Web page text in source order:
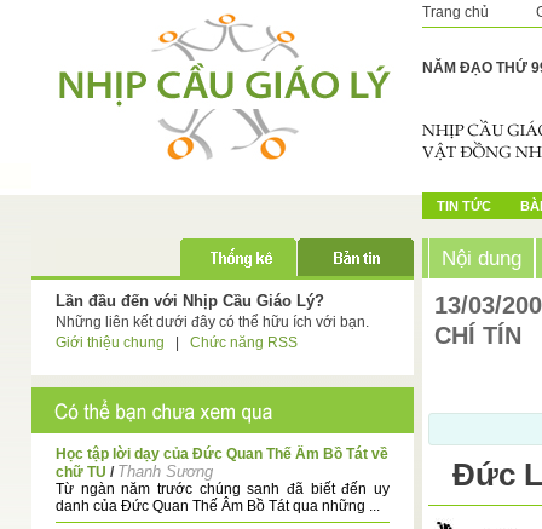
Trang chủ
NĂM ĐẠO THỨ
TIN TỨC
Lần đầu đến với Nhịp Cầu Giáo Lý?
Những liên kết dưới đây có thể hữu ích với bạn.
Giới thiệu chung
Chức năng RSS
Học tập lời dạy của Đức Quan Thế Âm Bồ Tát về
chữ TU / Thanh Sương
Từ ngàn năm trước chúng sanh đã biết đến uy
danh của Đức Quan Thế Âm Bồ Tát qua những ...
Nội dung
13/03/
CHÍ TÍN
Đức